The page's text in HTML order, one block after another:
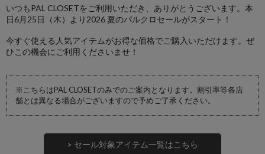
いつもPAL CLOSETをご利用いただき、ありがとうございます。本
日6月25日（木）より2026 夏のパルクロセールがスタート！
今すぐ使える人気アイテムがお得な価格でご購入いただけます。ぜ
ひこの機会にご利用くださいませ！
※こちらはPAL CLOSETのみでのご案内となります。割引率等各店
舗とは異なる場合がございますので予めご了承ください。
> セール対象アイテム一覧はこちら